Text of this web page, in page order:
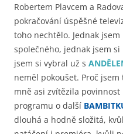
Robertem Plavcem a
pokračování úspěšné
toho nechtělo. Jednak
společného, jednak jsem
jsem si vybral už s
neměl pokoušet. Proč jsem
mně asi zvítězila
programu o další
dlouhá a hodně složitá,